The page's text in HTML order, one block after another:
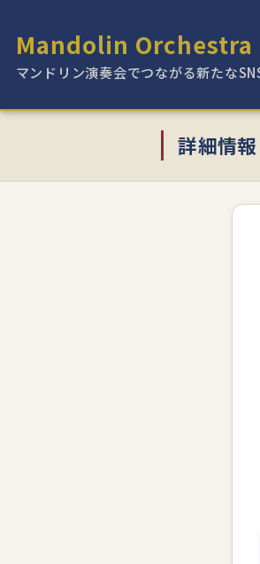
Mandolin
マンドリン演奏会でつながる新たな
詳細情報